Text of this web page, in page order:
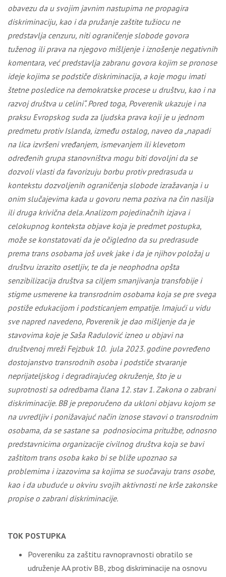
obavezu da u svojim javnim nastupima ne propagira
diskriminaciju, kao i da pružanje zaštite tužiocu ne
predstavlja cenzuru, niti ograničenje slobode govora
tuženog ili prava na njegovo mišljenje i iznošenje negativnih
komentara, već predstavlja zabranu govora kojim se pronose
ideje kojima se podstiče diskriminacija, a koje mogu imati
štetne posledice na demokratske procese u društvu, kao i na
razvoj društva u celini“. Pored toga, Poverenik ukazuje i na
praksu Evropskog suda za ljudska prava koji je u jednom
predmetu protiv Islanda, između ostalog, naveo da „napadi
na lica izvršeni vređanjem, ismevanjem ili klevetom
određenih grupa stanovništva mogu biti dovoljni da se
dozvoli vlasti da favorizuju borbu protiv predrasuda u
kontekstu dozvoljenih ograničenja slobode izražavanja i u
onim slučajevima kada u govoru nema poziva na čin nasilja
ili druga krivična dela. Analizom pojedinačnih izjava i
celokupnog konteksta objave koja je predmet postupka,
može se konstatovati da je očigledno da su predrasude
prema trans osobama još uvek jake i da je njihov položaj u
društvu izrazito osetljiv, te da je neophodna opšta
senzibilizacija društva sa ciljem smanjivanja transfobije i
stigme usmerene ka transrodnim osobama koja se pre svega
postiže edukacijom i podsticanjem empatije. Imajući u vidu
sve napred navedeno, Poverenik je dao mišljenje da je
stavovima koje je Saša Radulović izneo u objavi na
društvenoj mreži Fejzbuk 10. jula 2023. godine povređeno
dostojanstvo transrodnih osoba i podstiče stvaranje
neprijateljskog i degradirajućeg okruženje, što je u
suprotnosti sa odredbama člana 12. stav 1. Zakona o zabrani
diskriminacije. BB je preporučeno da ukloni objavu kojom se
na uvredljiv i ponižavajuć način iznose stavovi o transrodnim
osobama, da se sastane sa podnosiocima pritužbe, odnosno
predstavnicima organizacije civilnog društva koja se bavi
zaštitom trans osoba kako bi se bliže upoznao sa
problemima i izazovima sa kojima se suočavaju trans osobe,
kao i da ubuduće u okviru svojih aktivnosti ne krše zakonske
propise o zabrani diskriminacije.
TOK POSTUPKA
Povereniku za zaštitu ravnopravnosti obratilo se
udruženje AA protiv BB, zbog diskriminacije na osnovu